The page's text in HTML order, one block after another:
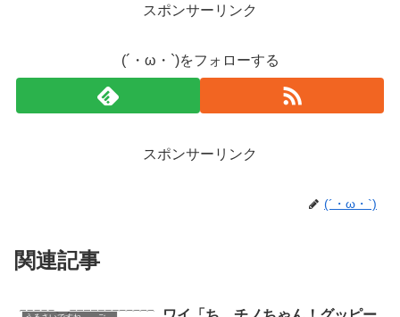
スポンサーリンク
(´・ω・`)をフォローする
スポンサーリンク
(´・ω・`)
関連記事